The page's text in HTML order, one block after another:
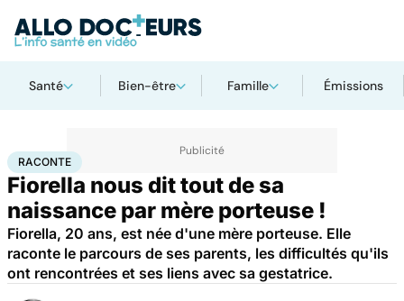
Santé Bien-être Famille Émissions
AccueilSanté
RACONTE
Fiorella nous dit tout de sa
naissance par mère porteuse !
Fiorella, 20 ans, est née d'une mère porteuse. Elle
raconte le parcours de ses parents, les difficultés qu'ils
ont rencontrées et ses liens avec sa gestatrice.